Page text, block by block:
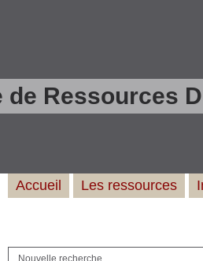
de Ressources
Nouvelle recherche
Accueil Les ressources